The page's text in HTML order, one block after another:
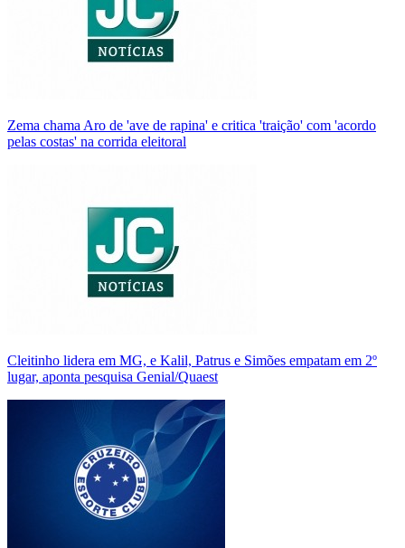
Zema chama Aro de 'ave de rapina' e critica 'traição' com 'acordo
pelas costas' na corrida eleitoral
Cleitinho lidera em MG, e Kalil, Patrus e Simões empatam em 2º
lugar, aponta pesquisa Genial/Quaest